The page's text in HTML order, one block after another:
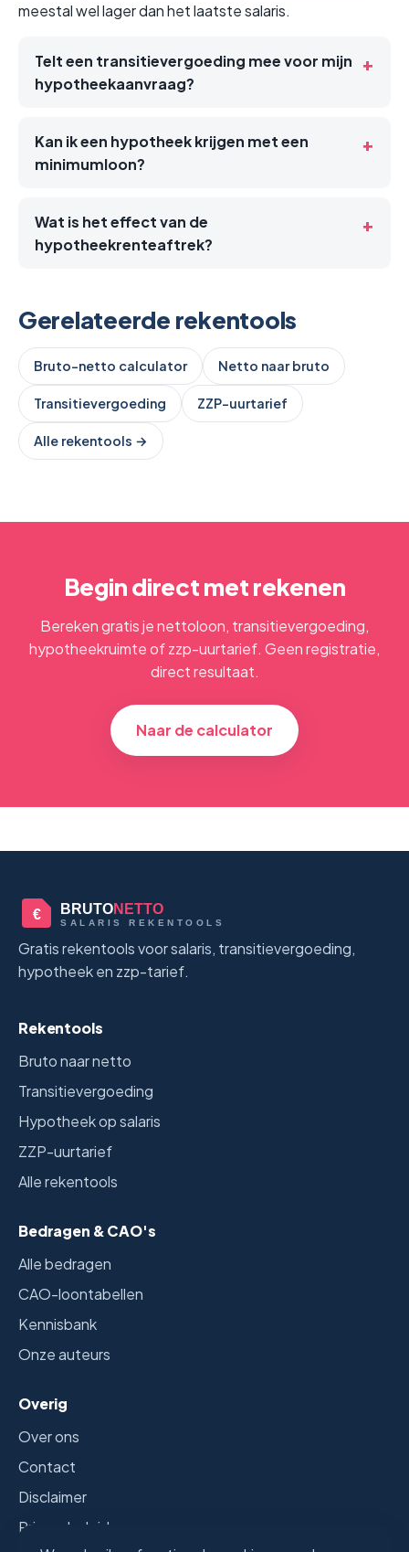
meestal wel lager dan het laatste salaris.
Telt een transitievergoeding mee voor mijn
hypotheekaanvraag?
Kan ik een hypotheek krijgen met een
minimumloon?
Wat is het effect van de
hypotheekrenteaftrek?
Gerelateerde rekentools
Bruto-netto calculator Netto naar bruto
Transitievergoeding ZZP-uurtarief
Alle rekentools →
Begin direct met rekenen
Bereken gratis je nettoloon, transitievergoeding,
hypotheekruimte of zzp-uurtarief. Geen registratie,
direct resultaat.
Naar de calculator
€ BRUTONETTO
SALARIS REKENTOOLS
Gratis rekentools voor salaris, transitievergoeding,
hypotheek en zzp-tarief.
Rekentools
Bruto naar netto
Transitievergoeding
Hypotheek op salaris
ZZP-uurtarief
Alle rekentools
Bedragen & CAO's
Alle bedragen
CAO-loontabellen
Kennisbank
Onze auteurs
Overig
Over ons
Contact
Disclaimer
Privacybeleid